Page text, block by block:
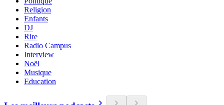
Religion
Enfants
DJ
Rire
Radio Campus
Interview
Noël
Musique
Education